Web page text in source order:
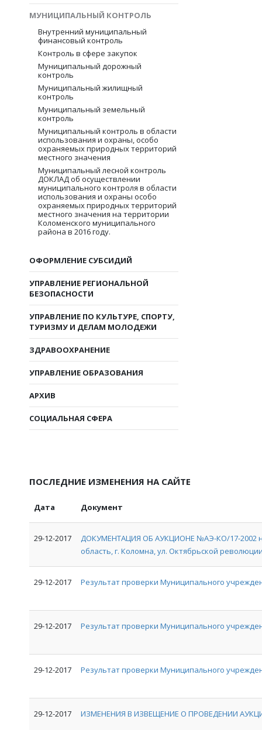
МУНИЦИПАЛЬНЫЙ КОНТРОЛЬ
Внутренний муниципальный
финансовый контроль
Контроль в сфере закупок
Муниципальный дорожный
контроль
Муниципальный жилищный
контроль
Муниципальный земельный
контроль
Муниципальный контроль в области
использования и охраны, особо
охраняемых природных территорий
местного значения
Муниципальный лесной контроль
ДОКЛАД об осуществлении
муниципального контроля в области
использования и охраны особо
охраняемых природных территорий
местного значения на территории
Коломенского муниципального
района в 2016 году.
ОФОРМЛЕНИЕ СУБСИДИЙ
УПРАВЛЕНИЕ РЕГИОНАЛЬНОЙ
БЕЗОПАСНОСТИ
УПРАВЛЕНИЕ ПО КУЛЬТУРЕ, СПОРТУ,
ТУРИЗМУ И ДЕЛАМ МОЛОДЕЖИ
ЗДРАВООХРАНЕНИЕ
УПРАВЛЕНИЕ ОБРАЗОВАНИЯ
АРХИВ
СОЦИАЛЬНАЯ СФЕРА
ПОСЛЕДНИЕ ИЗМЕНЕНИЯ НА САЙТЕ
Дата Документ
29-12-2017
ДОКУМЕНТАЦИЯ ОБ АУКЦИОНЕ №АЭ-КО/17-2002
область, г. Коломна, ул. Октябрьской
29-12-2017 Результат проверки Муниципального
29-12-2017 Результат проверки Муниципального
29-12-2017 Результат проверки Муниципального
29-12-2017 ИЗМЕНЕНИЯ В ИЗВЕЩЕНИЕ О ПРОВЕДЕНИИ